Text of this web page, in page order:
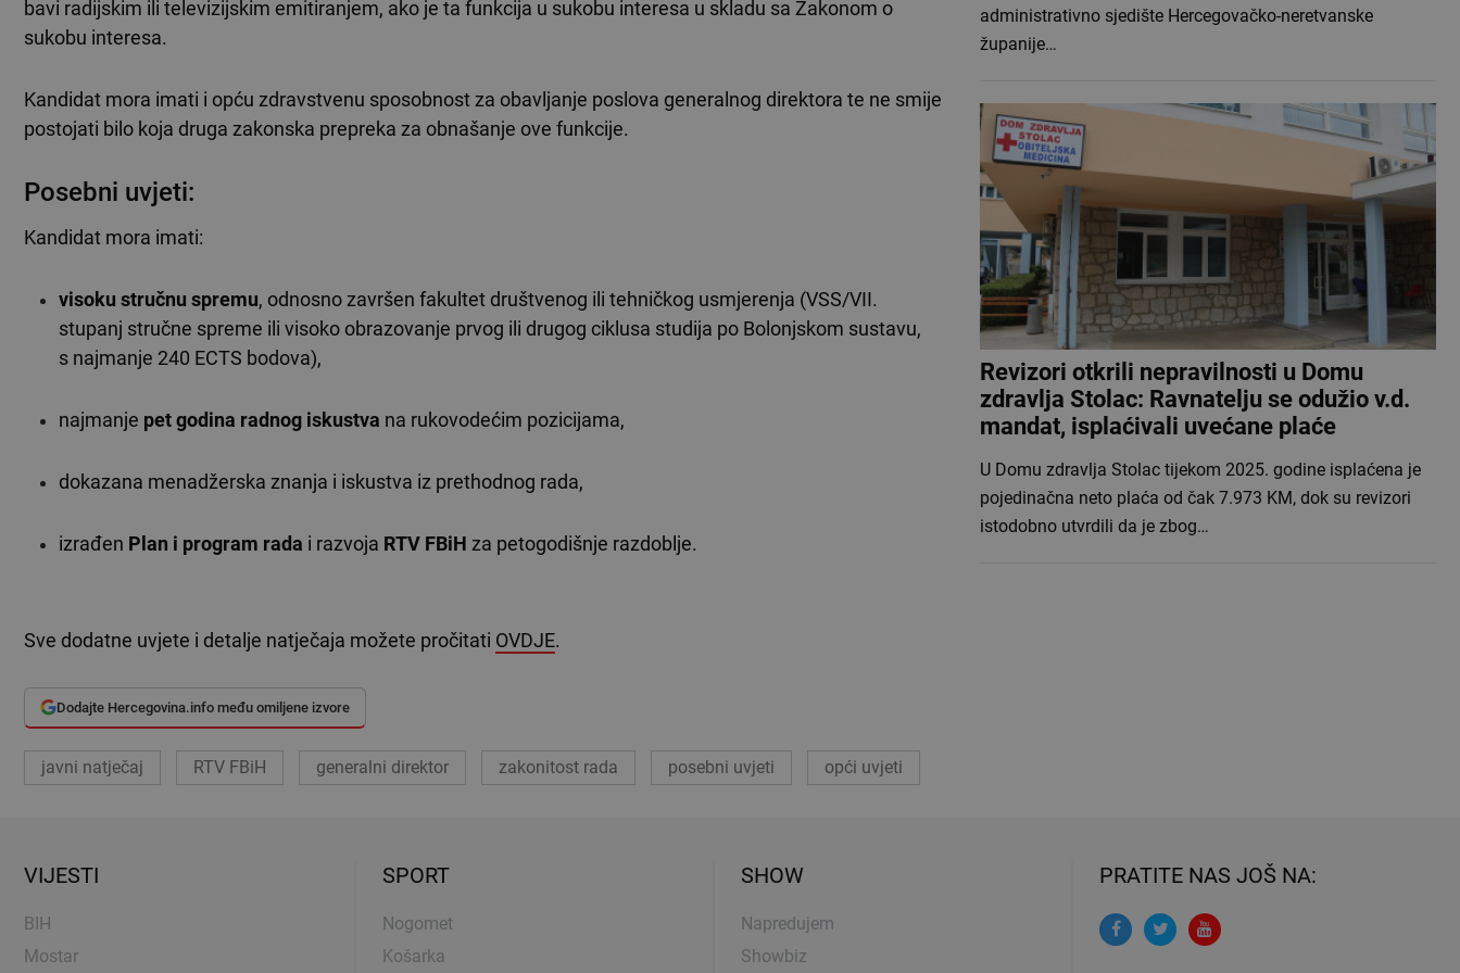
bavi radijskim ili televizijskim emitiranjem, ako je ta funkcija u sukobu interesa u skladu sa Zakonom o
sukobu interesa.
Kandidat mora imati i opću zdravstvenu sposobnost za obavljanje poslova generalnog direktora te ne smije
postojati bilo koja druga zakonska prepreka za obnašanje ove funkcije.
Posebni uvjeti:
Kandidat mora imati:
visoku stručnu spremu, odnosno završen fakultet društvenog ili tehničkog usmjerenja (VSS/VII.
stupanj stručne spreme ili visoko obrazovanje prvog ili drugog ciklusa studija po Bolonjskom sustavu,
s najmanje 240 ECTS bodova),
najmanje pet godina radnog iskustva na rukovodećim pozicijama,
dokazana menadžerska znanja i iskustva iz prethodnog rada,
izrađen Plan i program rada i razvoja RTV FBiH za petogodišnje razdoblje.
Sve dodatne uvjete i detalje natječaja možete pročitati OVDJE.
Dodajte Hercegovina.info među omiljene izvore
javni natječaj RTV FBiH generalni direktor zakonitost rada posebni uvjeti opći uvjeti
administrativno sjedište Hercegovačko-neretvanske
županije…
Revizori otkrili nepravilnosti u Domu
zdravlja Stolac: Ravnatelju se odužio v.d.
mandat, isplaćivali uvećane plaće
U Domu zdravlja Stolac tijekom 2025. godine isplaćena je
pojedinačna neto plaća od čak 7.973 KM, dok su revizori
istodobno utvrdili da je zbog…
VIJESTI
BIH
Mostar
SPORT
Nogomet
Košarka
SHOW
Napredujem
Showbiz
PRATITE NAS JOŠ NA: